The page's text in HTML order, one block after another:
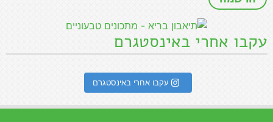
עקבו אחרי באינסטגרם
עקבו אחרי באינסטגרם